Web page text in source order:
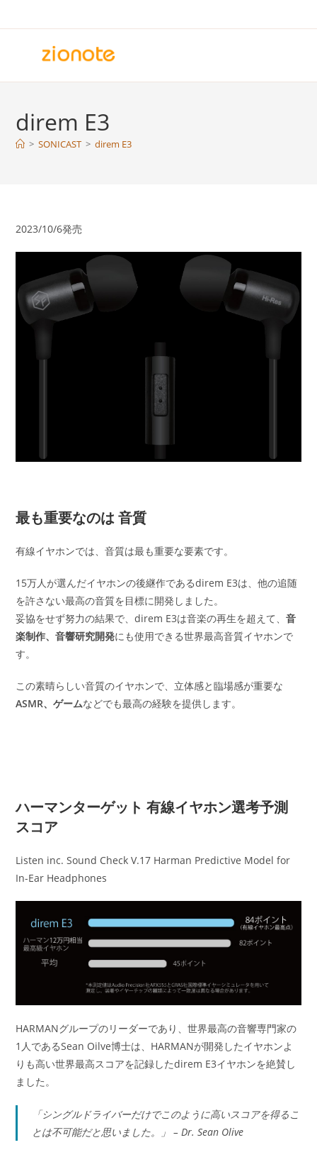
ン
ツ
direm E3
> SONICAST > direm E3
2023/10/6発売
最も重要なのは 音質
有線イヤホンでは、音質は最も重要な要素です。
15万人が選んだイヤホンの後継作であるdirem E3は、他の追随
を許さない最高の音質を目標に開発しました。
妥協をせず努力の結果で、direm E3は音楽の再生を超えて、音
楽制作、音響研究開発にも使用できる世界最高音質イヤホンで
す。
この素晴らしい音質のイヤホンで、立体感と臨場感が重要な
ASMR、ゲームなどでも最高の経験を提供します。
ハーマンターゲット 有線イヤホン選考予測
スコア
Listen inc. Sound Check V.17 Harman Predictive Model for
In-Ear Headphones
HARMANグループのリーダーであり、世界最高の音響専門家の
1人であるSean Oilve博士は、HARMANが開発したイヤホンよ
りも高い世界最高スコアを記録したdirem E3イヤホンを絶賛し
ました。
「シングルドライバーだけでこのように高いスコアを得るこ
とは不可能だと思いました。」 – Dr. Sean Olive